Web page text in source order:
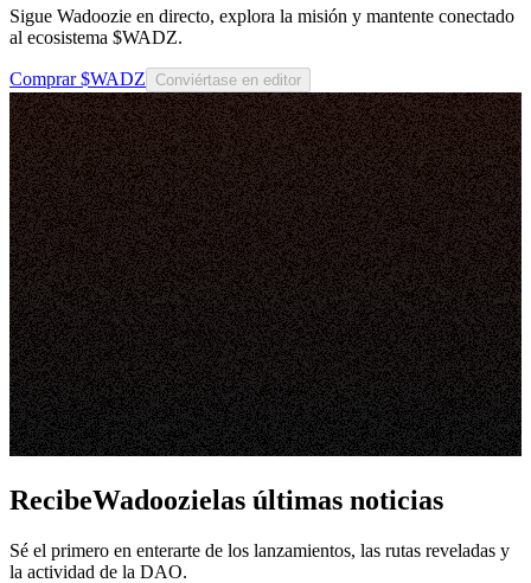
Sigue Wadoozie en directo, explora la misión y mantente conectado
al ecosistema $WADZ.
Comprar $WADZ Conviértase en editor
RecibeWadoozielas últimas noticias
Sé el primero en enterarte de los lanzamientos, las rutas reveladas y
la actividad de la DAO.